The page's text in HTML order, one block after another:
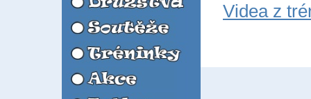
Videa z